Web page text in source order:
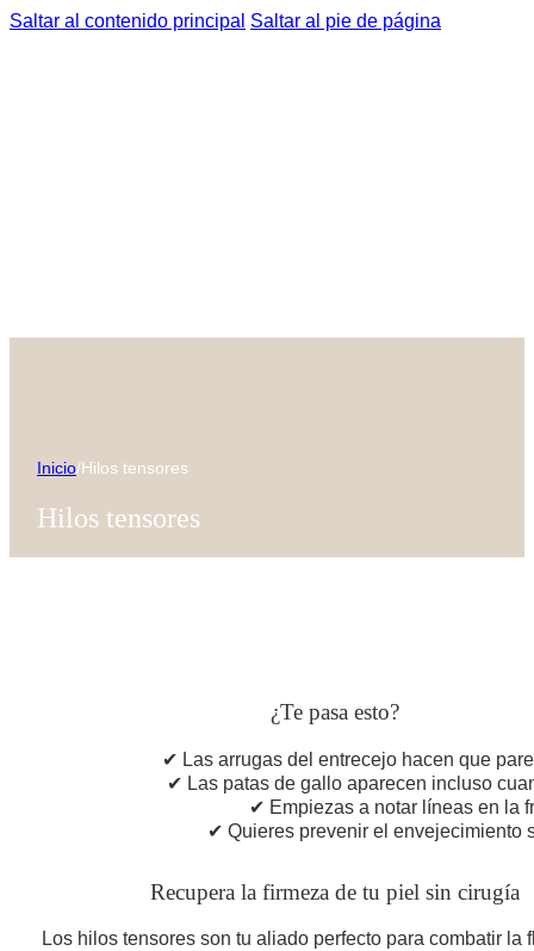
Saltar al contenido principal Saltar al pie de página
Inicio/Hilos tensores
Hilos tensores
¿Te pasa esto?
✔ Las arrugas del entrecejo hacen que
✔ Las patas de gallo aparecen incluso
✔ Empiezas a notar líneas en la
✔ Quieres prevenir el envejecimiento
Recupera la firmeza de tu piel sin cirugía
Los hilos tensores son tu aliado perfecto para combatir la